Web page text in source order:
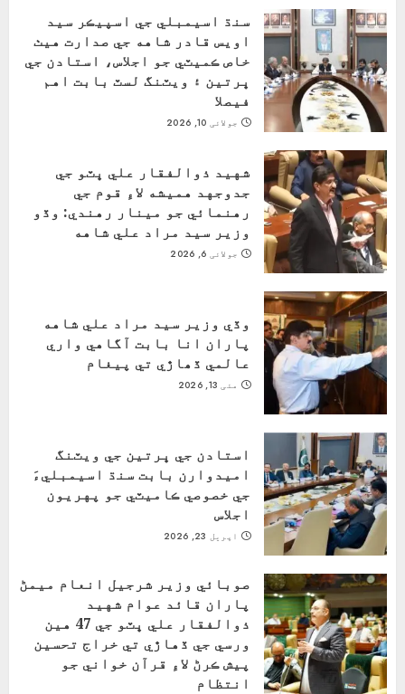
سنڌ اسيمبلي جي اسپيڪر سيد
اويس قادر شاهه جي صدارت هيٺ
خاص ڪميٽي جو اجلاس، استادن جي
ڀرتين ۽ ويٽنگ لسٽ بابت اهم
فيصلا
جولائی 10, 2026
شهيد ذوالفقار علي ڀٽو جي
جدوجهد هميشه لاءِ قوم جي
رهنمائي جو مينار رهندي: وڏو
وزير سيد مراد علي شاهه
جولائی 6, 2026
وڏي وزير سيد مراد علي شاهه
پاران انا بابت آگاهي واري
عالمي ڏھاڙي تي پيغام
مئی 13, 2026
استادن جي ڀرتين جي ويٽنگ
اميدوارن بابت سنڌ اسيمبليءَ
جي خصوصي ڪاميٽي جو پهريون
اجلاس
اپریل 23, 2026
صوبائي وزير شرجيل انعام ميمڻ
پاران قائد عوام شهيد
ذوالفقار علي ڀٽو جي 47 هين
ورسي جي ڏهاڙي تي خراج تحسين
پيش ڪرڻ لاءِ قرآن خواني جو
انتظام